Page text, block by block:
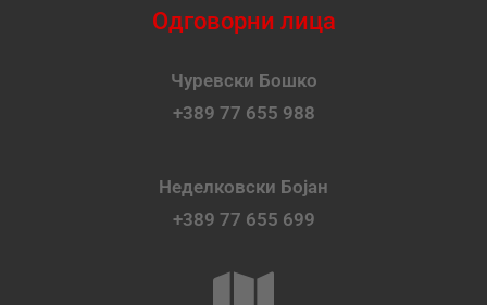
Одговорни лица
Чуревски Бошко
+389 77 655 988
Неделковски Бојан
+389 77 655 699